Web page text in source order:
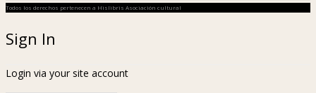
Todos los derechos pertenecen a Hislibris Asociación cultural
Sign In
Login via your site account